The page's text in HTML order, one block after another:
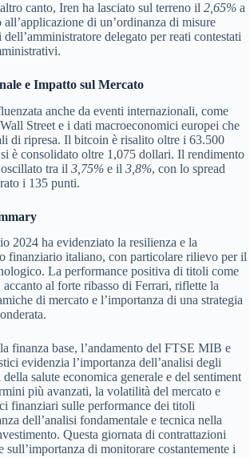
canto, Iren ha lasciato sul terreno il 2,65% a
di un’ordinanza di misure
delegato per reati contestati
e Impatto sul Mercato
anche da eventi internazionali, come
Street e i dati macroeconomici europei che
di ripresa. Il bitcoin è risalito oltre i 63.500
è consolidato oltre 1,075 dollari. Il rendimento
tra il 3,75% e il 3,8%, con lo spread
i 135 punti.
2024 ha evidenziato la resilienza e la
finanziario italiano, con particolare rilievo per il
La performance positiva di titoli come
al forte ribasso di Ferrari, riflette la
di mercato e l’importanza di una strategia
finanza base, l’andamento del FTSE MIB e
evidenzia l’importanza dell’analisi degli
salute economica generale e del sentiment
più avanzati, la volatilità del mercato e
finanziari sulle performance dei titoli
dell’analisi fondamentale e tecnica nella
Questa giornata di contrattazioni
sull’importanza di monitorare costantemente i